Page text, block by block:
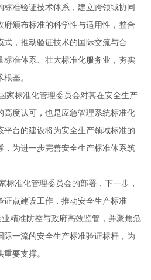
准验证技术体系，建立跨领域协同
颁布标准的科学性与适用性，整合
，推动验证技术的国际交流与合
准体系、壮大标准化服务业，夯实
基。
家标准化管理委员会对其在安全生产
高度认可，也是应急管理系统标准化
平台的建设将为安全生产领域标准的
，为进一步完善安全生产标准体系筑
标准化管理委员会的部署，下一步，
证点建设工作，推动安全生产标准
精准防控与政府高效监管，并聚焦危
一流的安全生产标准验证标杆，为
要支撑。